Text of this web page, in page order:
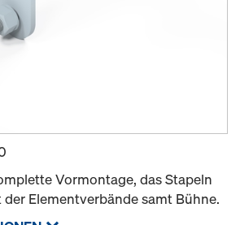
Vormontage, das Stapeln
Elementverbände samt Bühne.